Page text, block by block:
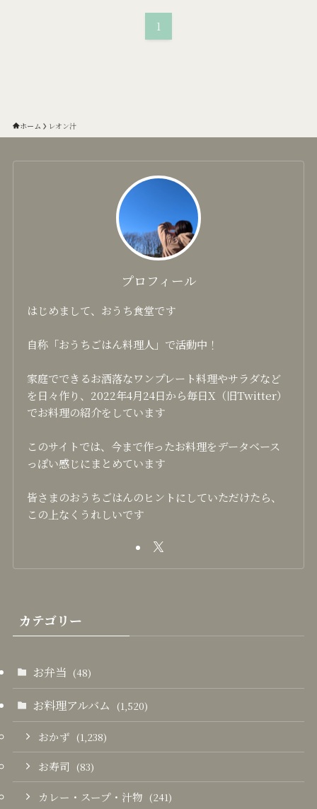
1
ホーム レオン汁
プロフィール
はじめまして、おうち食堂です
自称「おうちごはん料理人」で活動中！
家庭でできるお洒落なワンプレート料理やサラダなど
を日々作り、2022年4月24日から毎日X（旧Twitter）
でお料理の紹介をしています
このサイトでは、今まで作ったお料理をデータベース
っぽい感じにまとめています
皆さまのおうちごはんのヒントにしていただけたら、
この上なくうれしいです
カテゴリー
お弁当 (48)
お料理アルバム (1,520)
おかず (1,238)
お寿司 (83)
カレー・スープ・汁物 (241)